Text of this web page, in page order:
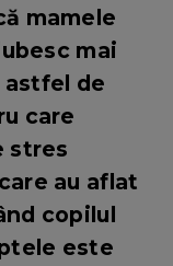
mamele
mai
de
care
stres
au aflat
copilul
este